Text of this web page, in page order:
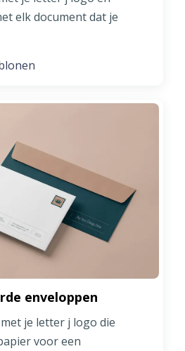
elk document dat je
enveloppen
je letter j logo die
voor een